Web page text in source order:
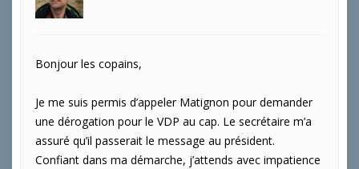
Bonjour les copains,
Je me suis permis d’appeler Matignon pour demander
une dérogation pour le VDP au cap. Le secrétaire m’a
assuré qu’il passerait le message au président.
Confiant dans ma démarche, j’attends avec impatience